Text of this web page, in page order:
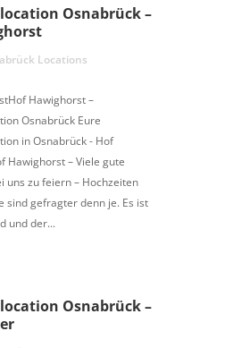
Osnabrück –
Locations
Hawighorst –
Osnabrück Eure
in Osnabrück - Hof
Hawighorst – Viele gute
uns zu feiern – Hochzeiten
sind gefragter denn je. Es ist
und der...
Osnabrück –